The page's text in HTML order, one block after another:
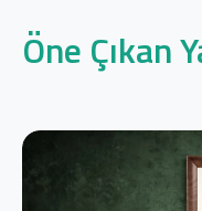
Öne Çıkan